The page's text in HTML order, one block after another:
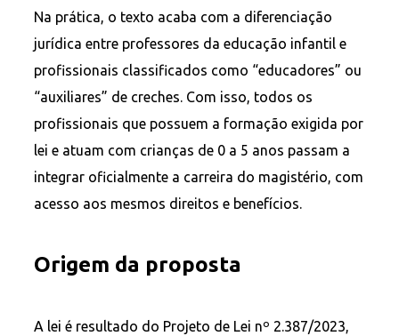
Na prática, o texto acaba com a diferenciação
jurídica entre professores da educação infantil e
profissionais classificados como “educadores” ou
“auxiliares” de creches. Com isso, todos os
profissionais que possuem a formação exigida por
lei e atuam com crianças de 0 a 5 anos passam a
integrar oficialmente a carreira do magistério, com
acesso aos mesmos direitos e benefícios.
Origem da proposta
A lei é resultado do Projeto de Lei nº 2.387/2023,